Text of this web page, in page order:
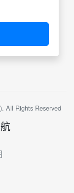
). All Rights Reserved